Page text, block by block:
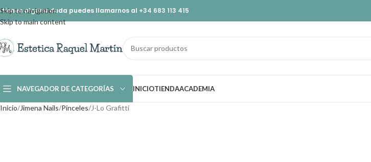
Skip to navigation
Skip to main content
tienes alguna duda puedes llamarnos al +34 683 113 415
NAVEGADOR DE CATEGORÍAS INICIOTIENDAACADEMIA
Inicio Jimena Nails Pinceles J-Lo Grafitti